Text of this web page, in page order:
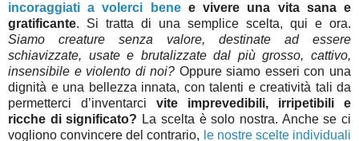
incoraggiati a volerci benee vivere una vita sana e
gratificante. Si tratta di una semplice scelta, qui e ora.
Siamo creature senza valore, destinate ad essere
schiavizzate, usate e brutalizzate dal più grosso, cattivo,
insensibile e violento di noi? Oppure siamo esseri con una
dignità e una bellezza innata, con talenti e creatività tali da
permetterci d’inventarci vite imprevedibili, irripetibili e
ricche di significato? La scelta è solo nostra. Anche se ci
vogliono convincere del contrario, le nostre scelte individuali